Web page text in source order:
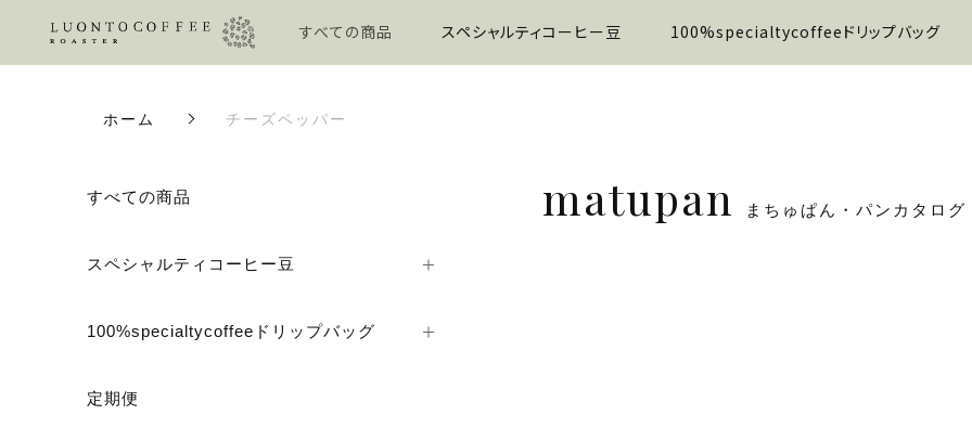
すべての商品 スペシャルティコーヒー豆 100%specialtycoffeeドリップバッグ
ホーム チーズペッパー
matupan まちゅぱん・パンカタログ
すべての商品
スペシャルティコーヒー豆
100%specialtycoffeeドリップバッグ
定期便